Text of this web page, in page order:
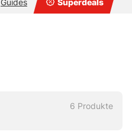
6 Produkte